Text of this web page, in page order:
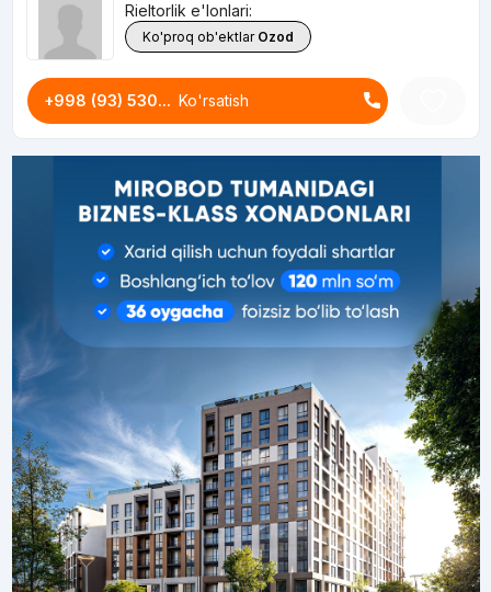
Rieltorlik e'lonlari:
Ko'proq ob'ektlar Ozod
+998 (93) 530... Ko'rsatish